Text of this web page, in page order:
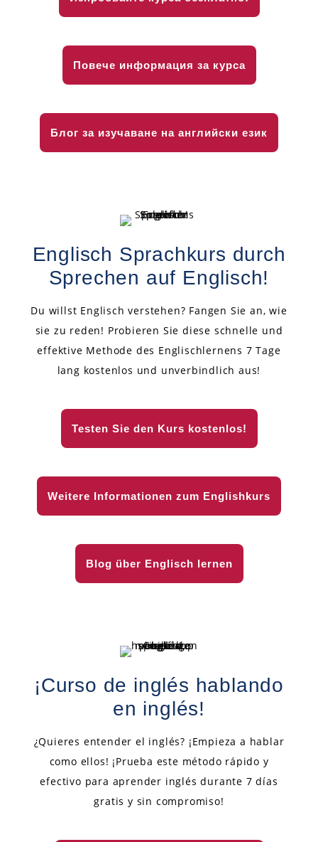
Повече информация за курса
Блог за изучаване на английски език
Englisch Sprachkurs durch
Sprechen auf Englisch!
Du willst Englisch verstehen? Fangen Sie an, wie
sie zu reden! Probieren Sie diese schnelle und
effektive Methode des Englischlernens 7 Tage
lang kostenlos und unverbindlich aus!
Testen Sie den Kurs kostenlos!
Weitere Informationen zum Englishkurs
Blog über Englisch lernen
¡Curso de inglés hablando
en inglés!
¿Quieres entender el inglés? ¡Empieza a hablar
como ellos! ¡Prueba este método rápido y
efectivo para aprender inglés durante 7 días
gratis y sin compromiso!